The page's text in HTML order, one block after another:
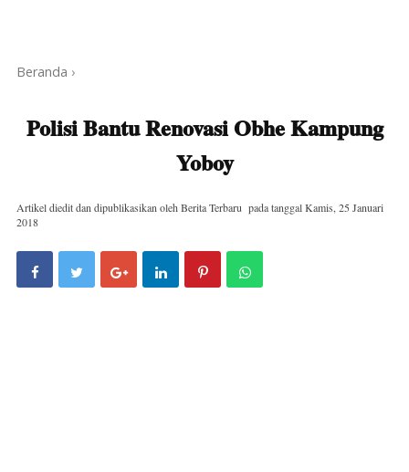
Beranda ›
Polisi Bantu Renovasi Obhe Kampung
Yoboy
Artikel diedit dan dipublikasikan oleh Berita Terbaru pada tanggalKamis, 25 Januari
2018